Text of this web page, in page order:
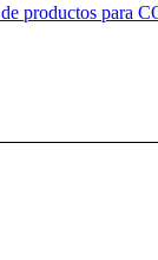
productos para